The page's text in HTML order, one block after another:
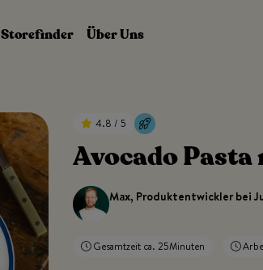
Storefinder Über Uns
4.8 / 5
Avocado
Max, Produktentwickler bei
Gesamtzeit ca. 25Minuten